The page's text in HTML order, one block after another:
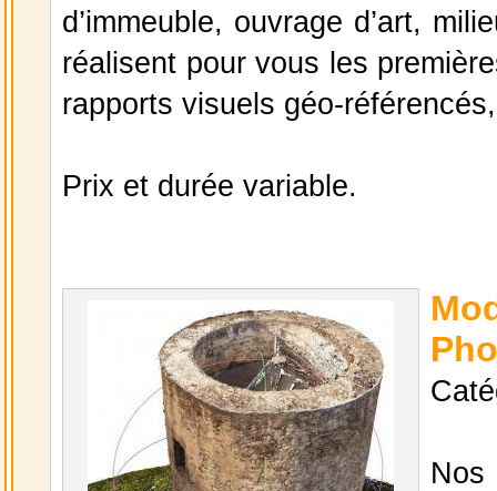
d’immeuble, ouvrage d’art,
réalisent pour vous les
rapports visuels géo-
Prix et durée variable.